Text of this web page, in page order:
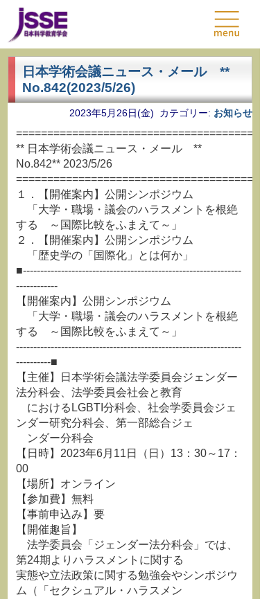
日本学術会議ニュース・メール **
No.842(2023/5/26)
2023年5月26日(金) カテゴリー: お知らせ
** 日本学術会議ニュース・メール **
No.842** 2023/5/26
１．【開催案内】公開シンポジウム
「大学・職場・議会のハラスメントを根絶
する ～国際比較をふまえて～」
２．【開催案内】公開シンポジウム
「歴史学の「国際化」とは何か」
■---------------------------------------------------------------
------------
【開催案内】公開シンポジウム
「大学・職場・議会のハラスメントを根絶
する ～国際比較をふまえて～」
-----------------------------------------------------------------
----------■
【主催】日本学術会議法学委員会ジェンダー
法分科会、法学委員会社会と教育
におけるLGBTI分科会、社会学委員会ジェ
ンダー研究分科会、第一部総合ジェ
ンダー分科会
【日時】2023年6月11日（日）13：30～17：
00
【場所】オンライン
【参加費】無料
【事前申込み】要
【開催趣旨】
法学委員会「ジェンダー法分科会」では、
第24期よりハラスメントに関する
実態や立法政策に関する勉強会やシンポジウ
ム（「セクシュアル・ハラスメン